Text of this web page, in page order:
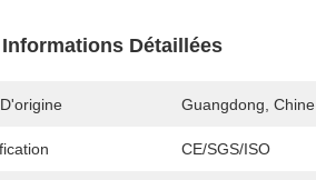
Détaillées
Guangdong, Chine
CE/SGS/ISO